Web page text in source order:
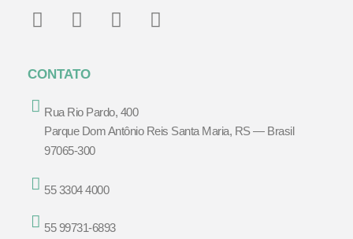
CONTATO
Rua Rio Pardo, 400
Parque Dom Antônio Reis Santa Maria, RS — Brasil
97065-300
55 3304 4000
55 99731-6893